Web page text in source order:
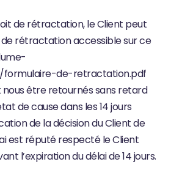
de rétractation, le Client peut
rétractation accessible sur ce
de-retractation.pdf
nous être retournés sans retard
de cause dans les 14 jours
de la décision du Client de
est réputé respecté le Client
l’expiration du délai de 14 jours.